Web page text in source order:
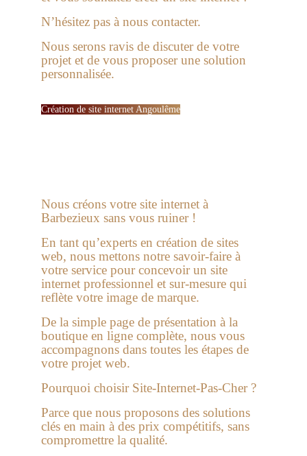
N’hésitez pas à nous contacter.
Nous serons ravis de discuter de votre
projet et de vous proposer une solution
personnalisée.
Création de site internet Angoulême
Nous créons votre site internet à
Barbezieux sans vous ruiner !
En tant qu’experts en création de sites
web, nous mettons notre savoir-faire à
votre service pour concevoir un site
internet professionnel et sur-mesure qui
reflète votre image de marque.
De la simple page de présentation à la
boutique en ligne complète, nous vous
accompagnons dans toutes les étapes de
votre projet web.
Pourquoi choisir Site-Internet-Pas-Cher ?
Parce que nous proposons des solutions
clés en main à des prix compétitifs, sans
compromettre la qualité.